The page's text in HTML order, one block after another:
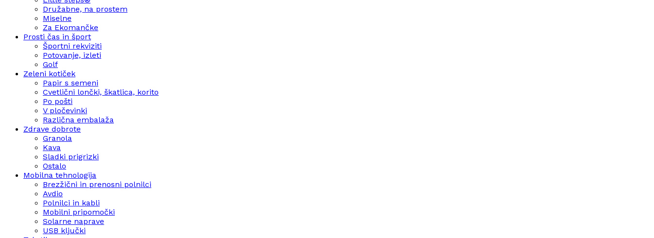
Družabne, na prostem
Miselne
Za Ekomančke
Prosti čas in šport
Športni rekviziti
Potovanje, izleti
Golf
Zeleni kotiček
Papir s semeni
Cvetlični lončki, škatlica, korito
Po pošti
V pločevinki
Različna embalaža
Zdrave dobrote
Granola
Kava
Sladki prigrizki
Ostalo
Mobilna tehnologija
Brezžični in prenosni polnilci
Avdio
Polnilci in kabli
Mobilni pripomočki
Solarne naprave
USB ključki